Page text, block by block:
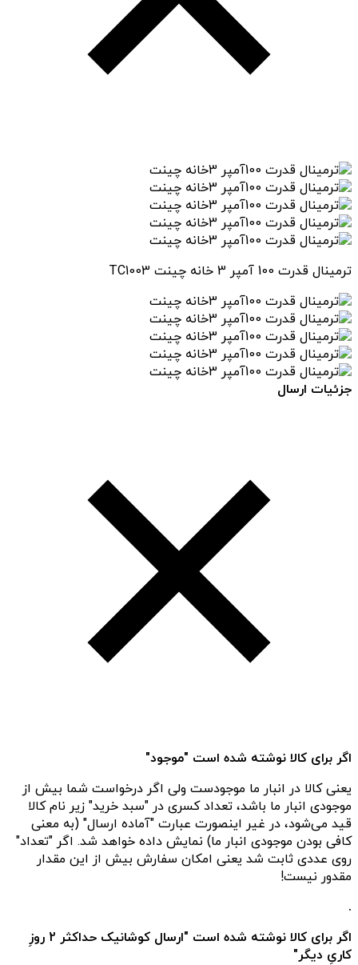
ترمینال قدرت 100 آمپر 3 خانه چینت TC1003
جزئیات ارسال
اگر برای کالا نوشته شده است "موجود"
یعنی کالا در انبار ما موجودست ولی اگر درخواست شما بیش از
موجودی انبار ما باشد، تعداد کسری در "سبد خرید" زیر نام کالا
قید می‌شود، در غیر اینصورت عبارت "آماده ارسال" (به معنی
کافی بودن موجودی انبار ما) نمایش داده خواهد شد. اگر "تعداد"
روی عددی ثابت شد یعنی امکان سفارش بیش از این مقدار
مقدور نیست!
.
اگر برای کالا نوشته شده است "ارسال کوشانیک حداکثر 2 روزِ
کاریِ دیگر"